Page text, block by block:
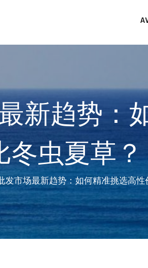
新趋势：
冬虫夏草？
发市场最新趋势：如何精准挑选高性